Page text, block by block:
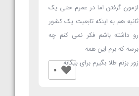
ازمون گرفتن اما در عمرم حتی یک
ثانیه هم به اینکه تابعیت یک کشور
رو داشته باشم فکر نمی کنم چه
برسه که برم این همه
زور بزنم طلا بگیرم برای بیگانه
0